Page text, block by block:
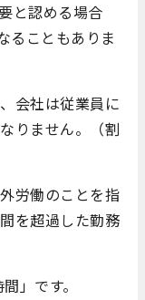
と認める場合
ることもありま
会社は従業員に
りません。（割
労働のことを指
を超過した勤務
」です。